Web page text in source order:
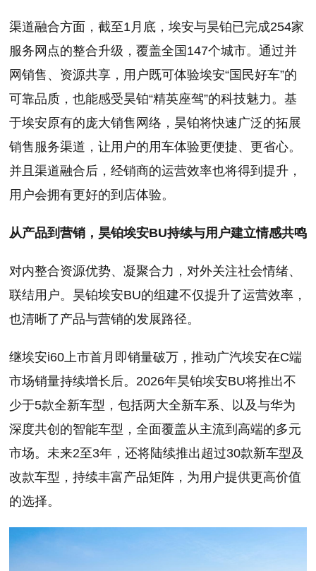
渠道融合方面，截至1月底，埃安与昊铂已完成254家
服务网点的整合升级，覆盖全国147个城市。通过并
网销售、资源共享，用户既可体验埃安“国民好车”的
可靠品质，也能感受昊铂“精英座驾”的科技魅力。基
于埃安原有的庞大销售网络，昊铂将快速广泛的拓展
销售服务渠道，让用户的用车体验更便捷、更省心。
并且渠道融合后，经销商的运营效率也将得到提升，
用户会拥有更好的到店体验。
从产品到营销，昊铂埃安BU持续与用户建立情感共鸣
对内整合资源优势、凝聚合力，对外关注社会情绪、
联结用户。昊铂埃安BU的组建不仅提升了运营效率，
也清晰了产品与营销的发展路径。
继埃安i60上市首月即销量破万，推动广汽埃安在C端
市场销量持续增长后。2026年昊铂埃安BU将推出不
少于5款全新车型，包括两大全新车系、以及与华为
深度共创的智能车型，全面覆盖从主流到高端的多元
市场。未来2至3年，还将陆续推出超过30款新车型及
改款车型，持续丰富产品矩阵，为用户提供更高价值
的选择。